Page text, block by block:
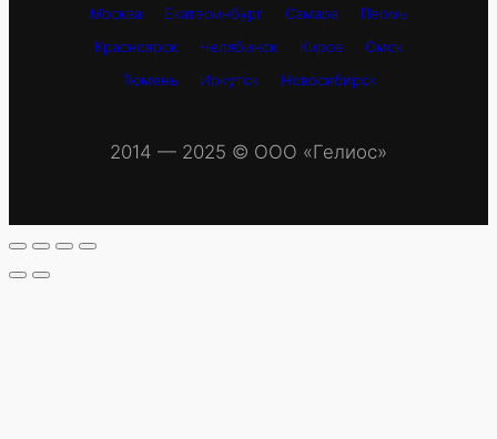
Москва Екатеринбург Самара
Пермь
Красноярск
Челябинск Киров
Омск
Тюмень
Иркутск Новосибирск
2014 — 2025 © OOO «Гелиос»